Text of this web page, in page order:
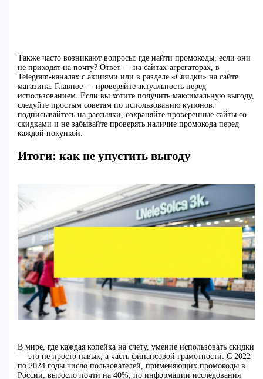
Также часто возникают вопросы: где найти промокоды, если они
не приходят на почту? Ответ — на сайтах-агрегаторах, в
Telegram-каналах с акциями или в разделе «Скидки» на сайте
магазина. Главное — проверяйте актуальность перед
использованием. Если вы хотите получить максимальную выгоду,
следуйте простым советам по использованию купонов:
подписывайтесь на рассылки, сохраняйте проверенные сайты со
скидками и не забывайте проверять наличие промокода перед
каждой покупкой.
Итоги: как не упустить выгоду
В мире, где каждая копейка на счету, умение использовать скидки
— это не просто навык, а часть финансовой грамотности. С 2022
по 2024 годы число пользователей, применяющих промокоды в
России, выросло почти на 40%, по информации исследования